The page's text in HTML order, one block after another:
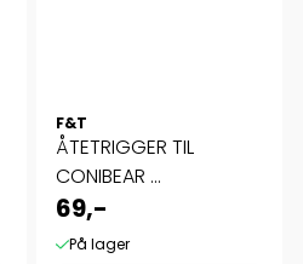
F&T
ÅTETRIGGER TIL
CONIBEAR ...
69,-
På lager